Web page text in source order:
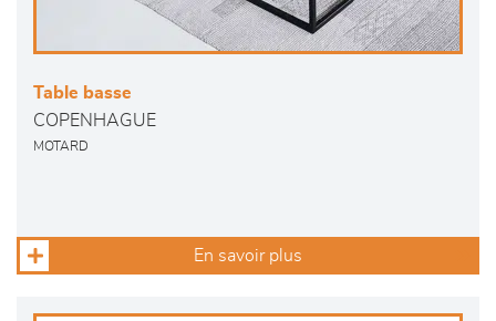
Table basse
COPENHAGUE
MOTARD
En savoir plus